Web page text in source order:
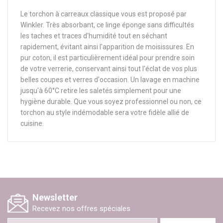
Le torchon à carreaux classique vous est proposé par
Winkler. Très absorbant, ce linge éponge sans difficultés
les taches et traces d'humidité tout en séchant
rapidement, évitant ainsi l'apparition de moisissures. En
pur coton, il est particulièrement idéal pour prendre soin
de votre verrerie, conservant ainsi tout l'éclat de vos plus
belles coupes et verres d'occasion. Un lavage en machine
jusqu'à 60°C retire les saletés simplement pour une
hygiène durable. Que vous soyez professionnel ou non, ce
torchon au style indémodable sera votre fidèle allié de
cuisine.
Newsletter
Recevez nos offres spéciales